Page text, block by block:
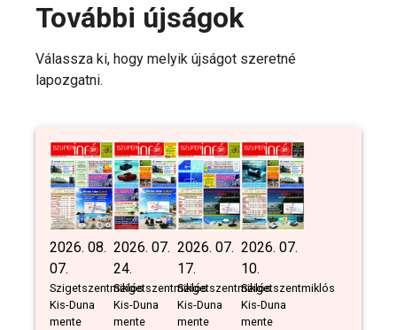
További újságok
Válassza ki, hogy melyik újságot szeretné
lapozgatni.
2026. 08.
07.
Szigetszentmiklós
Kis-Duna
mente
2026. 07.
24.
Szigetszentmiklós
Kis-Duna
mente
2026. 07.
17.
Szigetszentmiklós
Kis-Duna
mente
2026. 07.
10.
Szigetszentmiklós
Kis-Duna
mente